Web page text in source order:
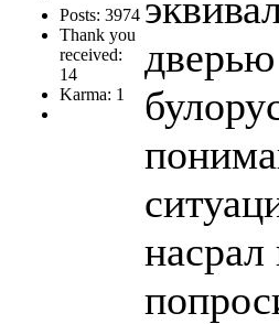
Posts: 3974
Thank you
received:
14
Karma: 1